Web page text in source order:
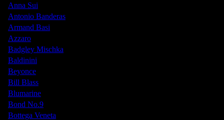
Anna Sui
Antonio Banderas
Armand Basi
Azzaro
Badgley Mischka
Baldinini
Beyonce
Bill Blass
Blumarine
Bond No.9
Bottega Veneta